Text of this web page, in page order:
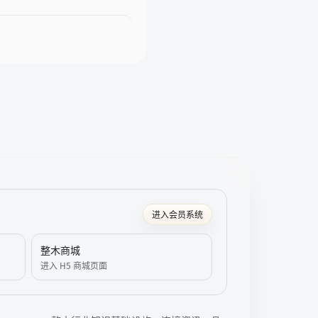
进入会员系统
整木商城
进入 H5 商城页面